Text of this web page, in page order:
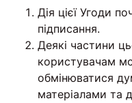
Дія цієї Угоди
підписання.
Деякі частини
користувачам
обмінюватися
матеріалами та